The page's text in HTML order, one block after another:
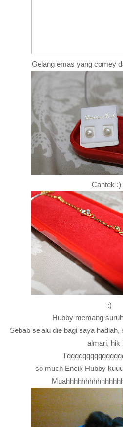
Gelang emas yang comey
Cantek :)
:)
Hubby memang
Sebab selalu die bagi saya
almari, hik
so much Encik Hubby